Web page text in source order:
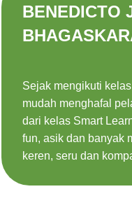
BENEDICTO
Sejak mengikuti
mudah menghafal
dari kelas Smart
fun, asik dan banyak
keren, seru dan